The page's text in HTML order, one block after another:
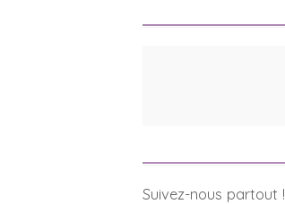
Suivez-nous partout !